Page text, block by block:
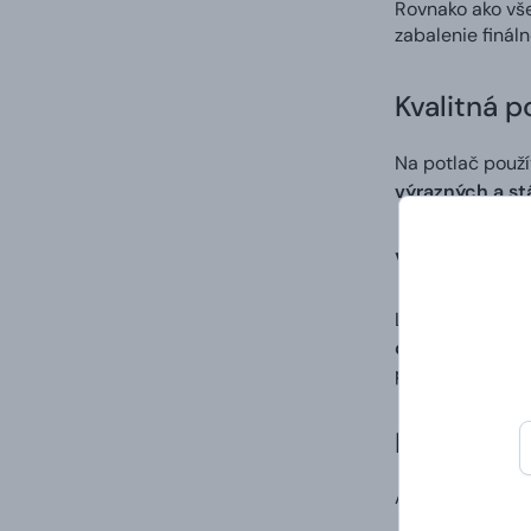
Rovnako ako
zabalenie
Kvalitná
Na potlač
výrazných a
Vlastný
Ľahko a rýchlo
digitálna potlač
po procese
A to vrátane